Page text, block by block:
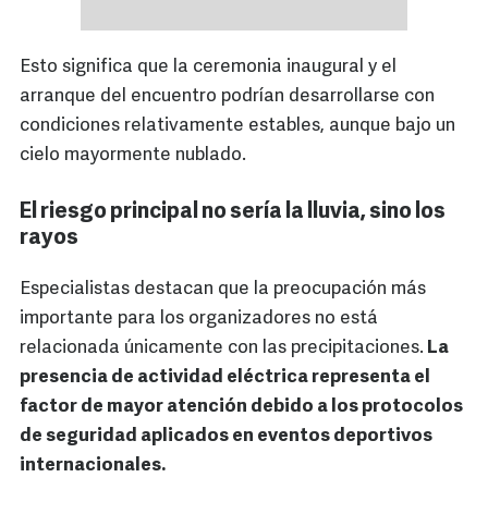
Esto significa que la ceremonia inaugural y el
arranque del encuentro podrían desarrollarse con
condiciones relativamente estables, aunque bajo un
cielo mayormente nublado.
El riesgo principal no sería la lluvia, sino los
rayos
Especialistas destacan que la preocupación más
importante para los organizadores no está
relacionada únicamente con las precipitaciones. La
presencia de actividad eléctrica representa el
factor de mayor atención debido a los protocolos
de seguridad aplicados en eventos deportivos
internacionales.